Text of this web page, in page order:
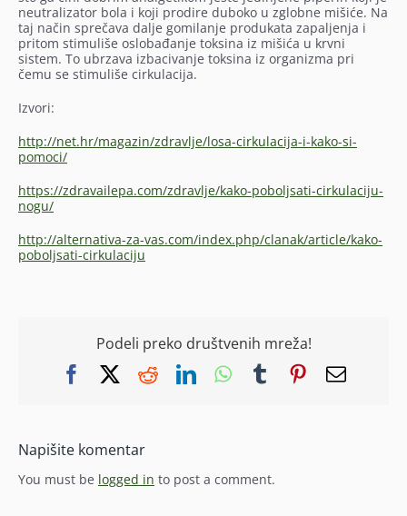
neutralizator bola i koji prodire duboko u zglobne mišiće. Na
taj način sprečava dalje gomilanje produkata zapaljenja i
pritom stimuliše oslobađanje toksina iz mišića u krvni
sistem. To ubrzava izbacivanje toksina iz organizma pri
čemu se stimuliše cirkulacija.
Izvori:
http://net.hr/magazin/zdravlje/losa-cirkulacija-i-kako-si-
pomoci/
https://zdravailepa.com/zdravlje/kako-poboljsati-cirkulaciju-
nogu/
http://alternativa-za-vas.com/index.php/clanak/article/kako-
poboljsati-cirkulaciju
Podeli preko društvenih mreža!
Facebook
X RedditLinkedInWhatsApp
TumblrPinterest
Email
Napišite komentar
You must be logged in to post a comment.